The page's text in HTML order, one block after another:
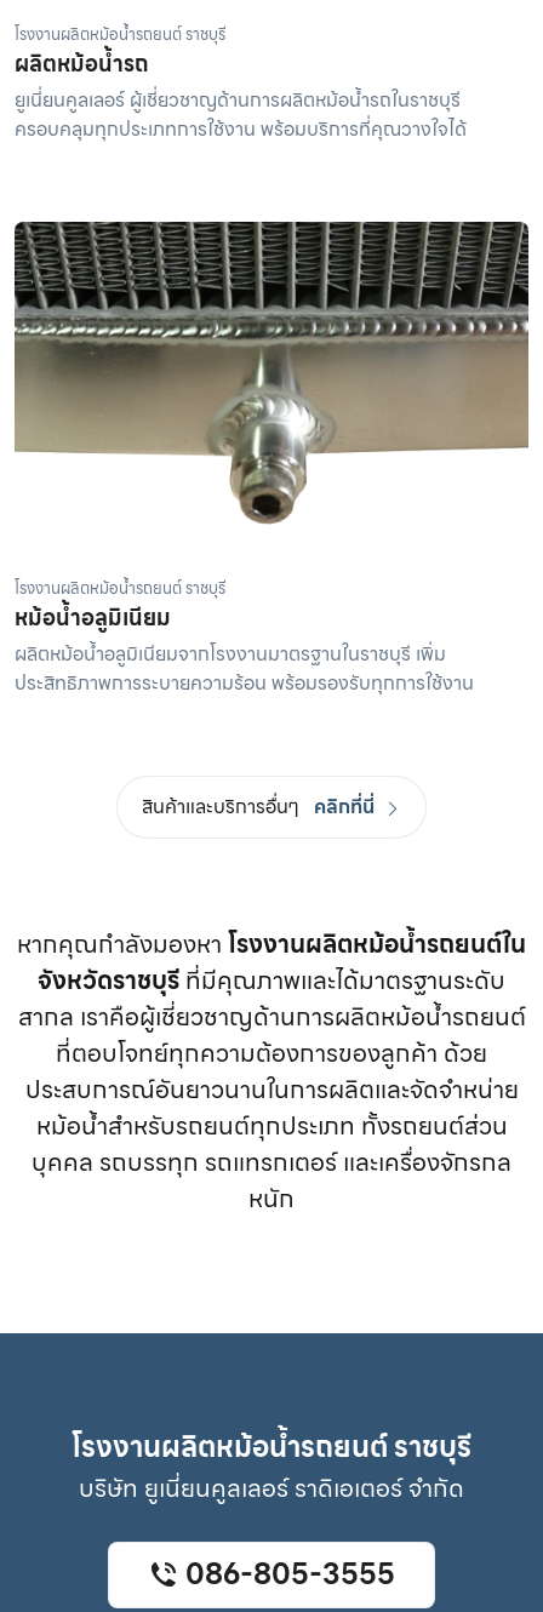
โรงงานผลิตหม้อน้ำรถยนต์ ราชบุรี
ผลิตหม้อน้ำรถ
ยูเนี่ยนคูลเลอร์ ผู้เชี่ยวชาญด้านการผลิตหม้อน้ำรถในราชบุรี
ครอบคลุมทุกประเภทการใช้งาน พร้อมบริการที่คุณวางใจได้
โรงงานผลิตหม้อน้ำรถยนต์ ราชบุรี
หม้อน้ำอลูมิเนียม
ผลิตหม้อน้ำอลูมิเนียมจากโรงงานมาตรฐานในราชบุรี เพิ่ม
ประสิทธิภาพการระบายความร้อน พร้อมรองรับทุกการใช้งาน
สินค้าและบริการอื่นๆ คลิกที่นี่
หากคุณกำลังมองหาโรงงานผลิตหม้อน้ำรถยนต์ใน
จังหวัดราชบุรีที่มีคุณภาพและได้มาตรฐานระดับ
สากล เราคือผู้เชี่ยวชาญด้านการผลิตหม้อน้ำรถยนต์
ที่ตอบโจทย์ทุกความต้องการของลูกค้า ด้วย
ประสบการณ์อันยาวนานในการผลิตและจัดจำหน่าย
หม้อน้ำสำหรับรถยนต์ทุกประเภท ทั้งรถยนต์ส่วน
บุคคล รถบรรทุก รถแทรกเตอร์ และเครื่องจักรกล
หนัก
โรงงานผลิตหม้อน้ำรถยนต์ ราชบุรี
บริษัท ยูเนี่ยนคูลเลอร์ ราดิเอเตอร์ จำกัด
086-805-3555